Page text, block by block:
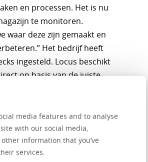
media features and to analyse
with our social media,
information that you’ve
services.
en processen. Het is nu
te monitoren.
waar deze zijn gemaakt en
Het bedrijf heeft
ingesteld. Locus beschikt
op basis van de juiste
wat tot kortere
van 10.000 vierkante
WMS heel goed bij.”